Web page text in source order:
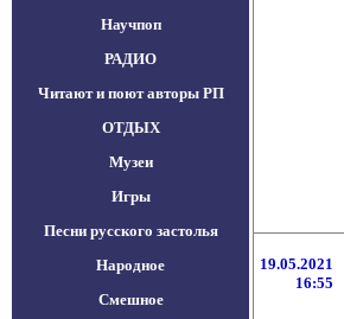
Научпоп
РАДИО
Читают и поют авторы РП
ОТДЫХ
Музеи
Игры
Песни русского застолья
Народное
Смешное
19.05.2021
16:55